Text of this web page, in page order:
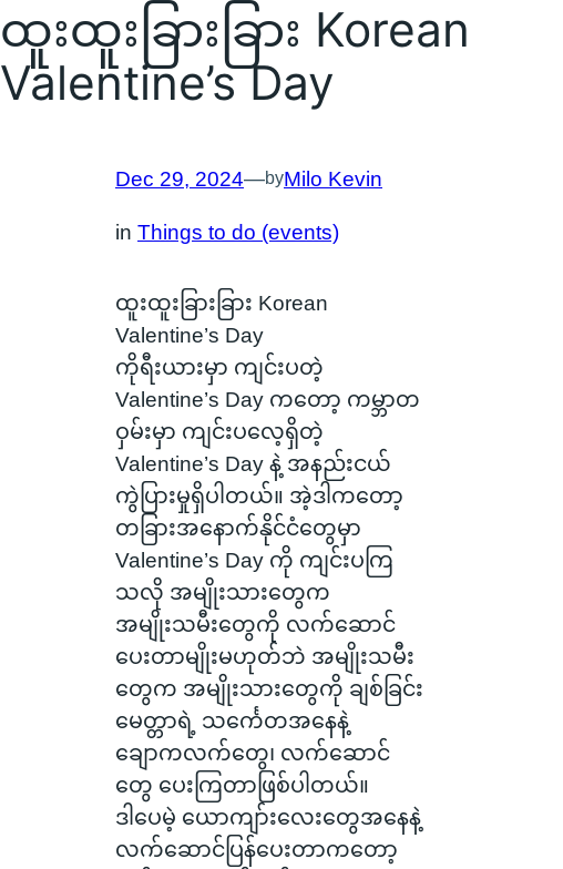
ထူးထူးခြားခြား Korean
Valentine’s Day
Dec 29, 2024—byMilo Kevin
in Things to do (events)
ထူးထူးခြားခြား Korean
Valentine’s Day
ကိုရီးယားမှာ ကျင်းပတဲ့
Valentine’s Day ကတော့ ကမ္ဘာတ
ဝှမ်းမှာ ကျင်းပလေ့ရှိတဲ့
Valentine’s Day နဲ့ အနည်းငယ်
ကွဲပြားမှုရှိပါတယ်။ အဲ့ဒါကတော့
တခြားအနောက်နိုင်ငံတွေမှာ
Valentine’s Day ကို ကျင်းပကြ
သလို အမျိုးသားတွေက
အမျိုးသမီးတွေကို လက်ဆောင်
ပေးတာမျိုးမဟုတ်ဘဲ အမျိုးသမီး
တွေက အမျိုးသားတွေကို ချစ်ခြင်း
မေတ္တာရဲ့ သင်္ကေတအနေနဲ့
ချောကလက်တွေ၊ လက်ဆောင်
တွေ ပေးကြတာဖြစ်ပါတယ်။
ဒါပေမဲ့ ယောကျာ်းလေးတွေအနေနဲ့
လက်ဆောင်ပြန်ပေးတာကတော့